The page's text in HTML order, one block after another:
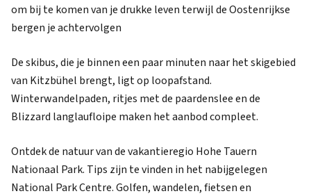
om bij te komen van je drukke leven terwijl de Oostenrijkse
bergen je achtervolgen
De skibus, die je binnen een paar minuten naar het skigebied
van Kitzbühel brengt, ligt op loopafstand.
Winterwandelpaden, ritjes met de paardenslee en de
Blizzard langlaufloipe maken het aanbod compleet.
Ontdek de natuur van de vakantieregio Hohe Tauern
Nationaal Park. Tips zijn te vinden in het nabijgelegen
National Park Centre. Golfen, wandelen, fietsen en